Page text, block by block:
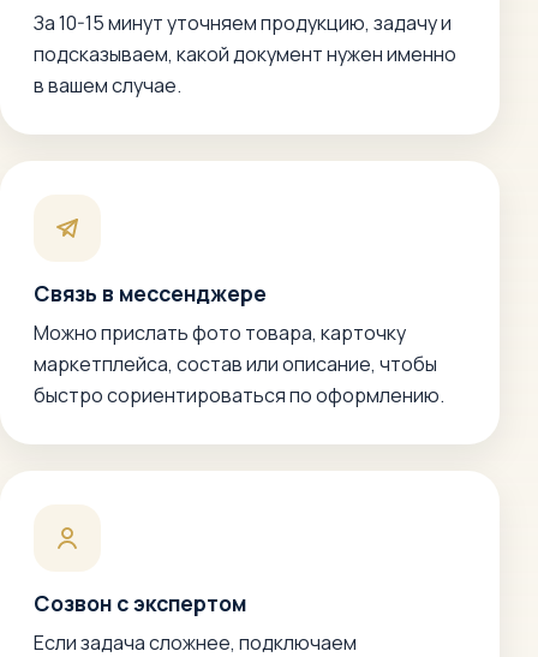
За 10-15 минут уточняем продукцию, задачу и
подсказываем, какой документ нужен именно
в вашем случае.
Связь в мессенджере
Можно прислать фото товара, карточку
маркетплейса, состав или описание, чтобы
быстро сориентироваться по оформлению.
Созвон с экспертом
Если задача сложнее, подключаем